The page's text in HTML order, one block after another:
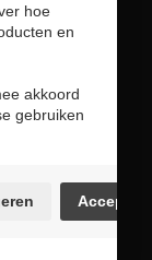
hoe
en
akkoord
gebruiken